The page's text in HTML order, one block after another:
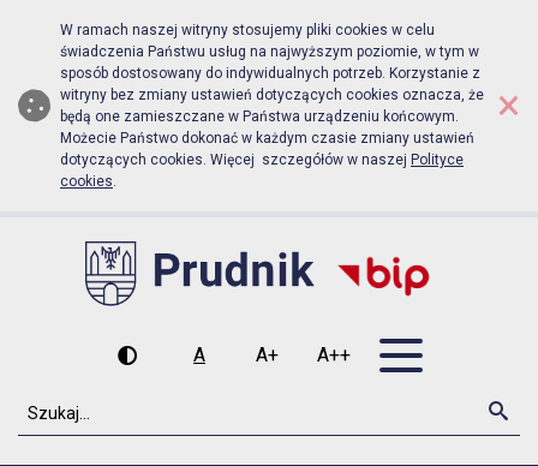
Biuletyn Informacji Publicznej
Przejdź do menu głównego
Przejdź do głównej zawartości
W ramach naszej witryny stosujemy pliki cookies w celu
świadczenia Państwu usług na najwyższym poziomie, w tym w
sposób dostosowany do indywidualnych potrzeb. Korzystanie z
witryny bez zmiany ustawień dotyczących cookies oznacza, że
będą one zamieszczane w Państwa urządzeniu końcowym.
Możecie Państwo dokonać w każdym czasie zmiany ustawień
dotyczących cookies. Więcej szczegółów w naszej Polityce
cookies.
×
Wysoki kontrast
A
Czcionka domyślna
A+
Czcionka średnia
A++
Czcionka duża
Szukaj